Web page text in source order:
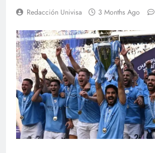
Redacción Univisa 3 Months Ago